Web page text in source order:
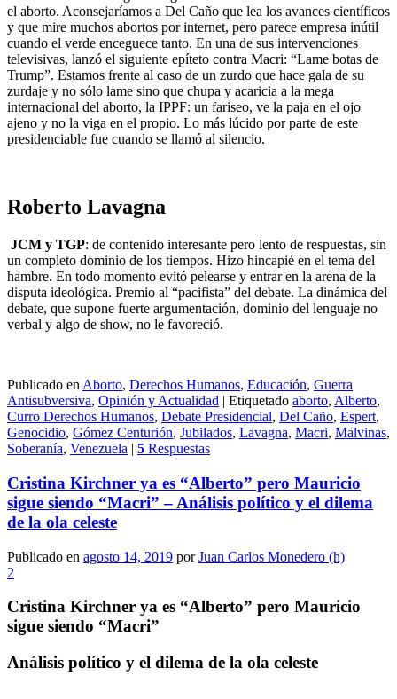
el aborto. Aconsejaríamos a Del Caño que lea los avances científicos
y que mire muchos abortos por internet, pero parece empresa inútil
cuando el verde enceguece tanto. En una de sus intervenciones
televisivas, lanzó el siguiente epíteto contra Macri: “Lame botas de
Trump”. Estamos frente al caso de un zurdo que hace gala de su
zurdaje y no sólo lame sino que chupa y acaricia a la mega
internacional del aborto, la IPPF: un fariseo, ve la paja en el ojo
ajeno y no la viga en el propio. Lo más lúcido por parte de este
presidenciable fue cuando se llamó al silencio.
Roberto Lavagna
JCM y TGP: de contenido interesante pero lento de respuestas, sin
un completo dominio de los tiempos. Hizo hincapié en el tema del
hambre. En todo momento evitó pelearse y entrar en la arena de la
disputa ideológica. Premio al “pacifista” del debate. La dinámica del
debate, que supone fuerte argumentación, dominio del lenguaje no
verbal y algo de show, no le favoreció.
Publicado en Aborto, Derechos Humanos, Educación, Guerra
Antisubversiva, Opinión y Actualidad | Etiquetado aborto, Alberto,
Curro Derechos Humanos, Debate Presidencial, Del Caño, Espert,
Genocidio, Gómez Centurión, Jubilados, Lavagna, Macri, Malvinas,
Soberanía, Venezuela | 5 Respuestas
Cristina Kirchner ya es “Alberto” pero Mauricio
sigue siendo “Macri” – Análisis político y el dilema
de la ola celeste
Publicado en agosto 14, 2019 porJuan Carlos Monedero (h)
2
Cristina Kirchner ya es “Alberto” pero Mauricio
sigue siendo “Macri”
Análisis político y el dilema de la ola celeste